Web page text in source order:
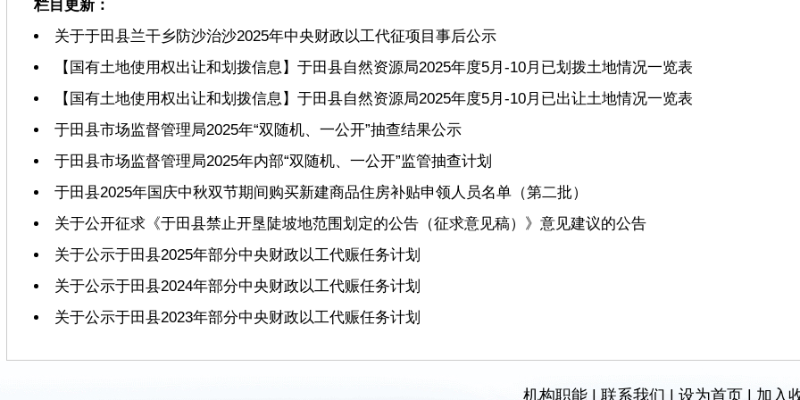
栏目更新：
关于于田县兰干乡防沙治沙2025年中央财政以工代征项目事后公示
【国有土地使用权出让和划拨信息】于田县自然资源局2025年度5月-10月已划拨土地情况一览表
【国有土地使用权出让和划拨信息】于田县自然资源局2025年度5月-10月已出让土地情况一览表
于田县市场监督管理局2025年“双随机、一公开”抽查结果公示
于田县市场监督管理局2025年内部“双随机、一公开”监管抽查计划
于田县2025年国庆中秋双节期间购买新建商品住房补贴申领人员名单（第二批）
关于公开征求《于田县禁止开垦陡坡地范围划定的公告（征求意见稿）》意见建议的公告
关于公示于田县2025年部分中央财政以工代赈任务计划
关于公示于田县2024年部分中央财政以工代赈任务计划
关于公示于田县2023年部分中央财政以工代赈任务计划
机构职能| 联系我们 设为首页| 加入